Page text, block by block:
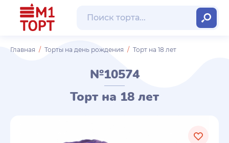
Главная Торты на день рождения Торт на 18 лет
№10574
Торт на 18 лет